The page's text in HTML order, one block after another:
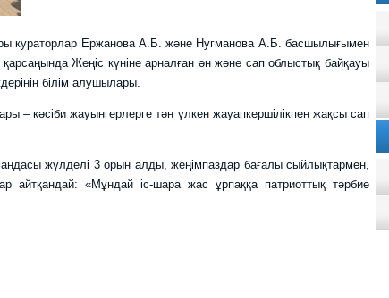
кураторлар Ержанова А.Б. және Нугманова А.Б. басшылығымен
Жеңіс күніне арналған ән және сап облыстық байқауы
білім алушылары.
– кәсіби жауынгерлерге тән үлкен жауапкершілікпен жақсы сап
жүлделі 3 орын алды, жеңімпаздар бағалы сыйлықтармен,
айтқандай: «Мұндай іс-шара жас ұрпаққа патриоттық тәрбие